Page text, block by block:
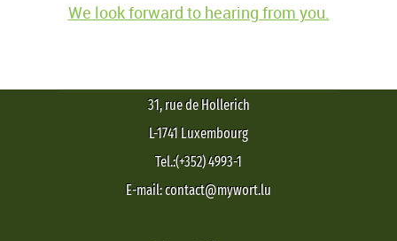
We look forward to hearing from you.
31, rue de Hollerich
L-1741 Luxembourg
Tel.:(+352) 4993-1
E-mail: contact@mywort.lu